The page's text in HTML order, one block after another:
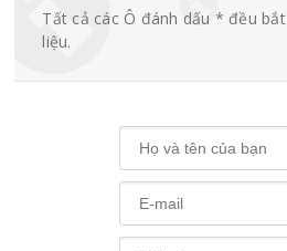
Tất cả các Ô đánh dấu * đều
liệu.